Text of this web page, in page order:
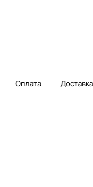
Оплата Доставка